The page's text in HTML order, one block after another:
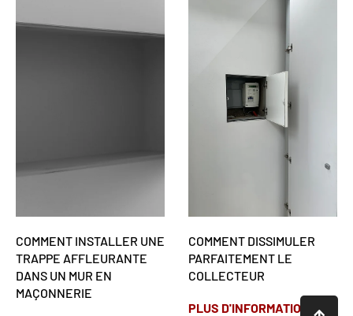
COMMENT INSTALLER UNE
TRAPPE AFFLEURANTE
DANS UN MUR EN
MAÇONNERIE
COMMENT DISSIMULER
PARFAITEMENT LE
COLLECTEUR
PLUS D'INFORMATIONS